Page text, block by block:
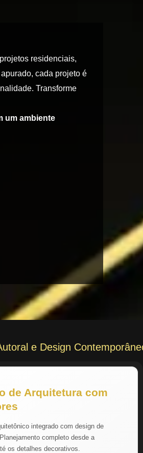
residenciais,
cada projeto é
Transforme
um ambiente
e Design
de Arquitetura com
integrado com design de
completo desde a
os detalhes decorativos.